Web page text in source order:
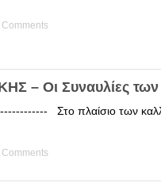
Comments
– Οι Συναυλίες
Στο πλαίσιο των
Comments